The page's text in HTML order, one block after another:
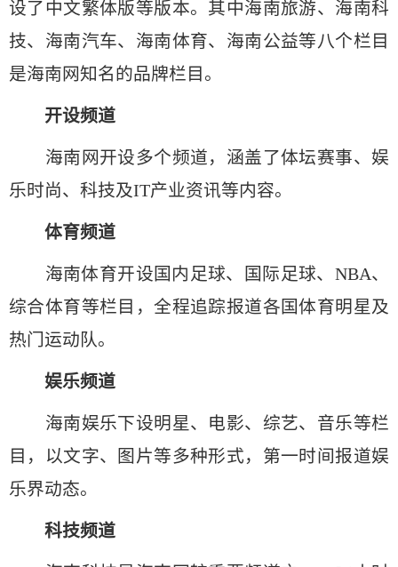
设了中文繁体版等版本。其中海南旅游、海南科
技、海南汽车、海南体育、海南公益等八个栏目
是海南网知名的品牌栏目。
开设频道
海南网开设多个频道，涵盖了体坛赛事、娱
乐时尚、科技及IT产业资讯等内容。
体育频道
海南体育开设国内足球、国际足球、NBA、
综合体育等栏目，全程追踪报道各国体育明星及
热门运动队。
娱乐频道
海南娱乐下设明星、电影、综艺、音乐等栏
目，以文字、图片等多种形式，第一时间报道娱
乐界动态。
科技频道